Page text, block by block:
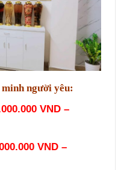
người yêu:
VND –
VND –